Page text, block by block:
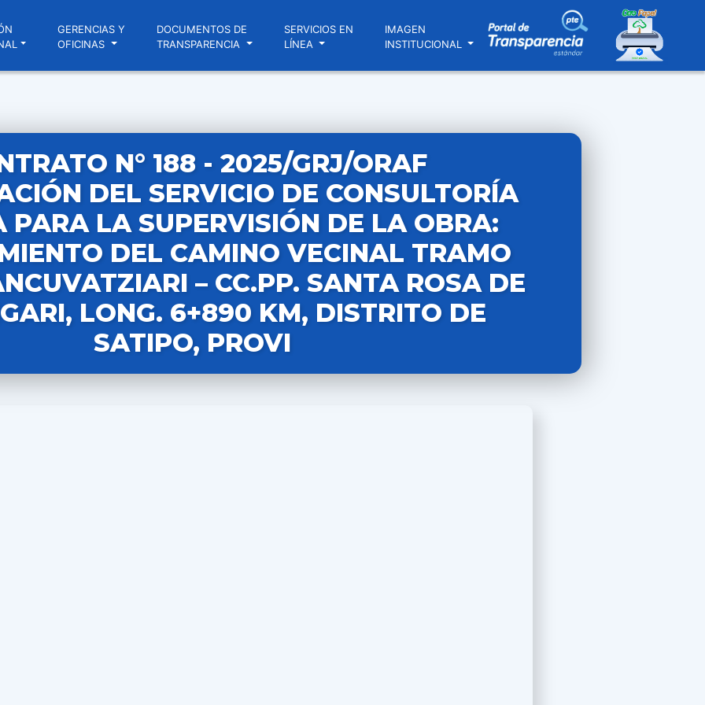
GERENCIAS Y
OFICINAS
DOCUMENTOS DE
TRANSPARENCIA
SERVICIOS EN
LÍNEA
IMAGEN
INSTITUCIONAL
N° 188 - 2025/GRJ/ORAF
DEL SERVICIO DE CONSULTORÍA
PARA LA SUPERVISIÓN DE LA OBRA:
DEL CAMINO VECINAL TRAMO
– CC.PP. SANTA ROSA DE
LONG. 6+890 KM, DISTRITO DE
SATIPO, PROVI